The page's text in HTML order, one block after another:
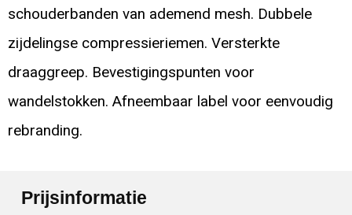
schouderbanden van ademend mesh. Dubbele
zijdelingse compressieriemen. Versterkte
draaggreep. Bevestigingspunten voor
wandelstokken. Afneembaar label voor eenvoudig
rebranding.
Prijsinformatie